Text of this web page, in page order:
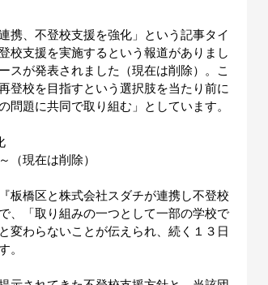
携、不登校支援を強化」という記事タイ
校支援を実施するという報道がありまし
スが発表されました（現在は削除）。こ
登校を目指すという選択肢を当たり前に
題に共同で取り組む」としています。
（現在は削除）
板橋区と株式会社スダチが連携し不登校
、「取り組みの一つとして一部の学校で
変わらないことが伝えられ、続く１３日
。